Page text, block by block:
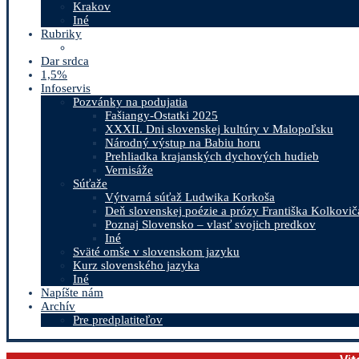
Krakov
Iné
Rubriky
Dar srdca
1,5%
Infoservis
Pozvánky na podujatia
Fašiangy-Ostatki 2025
XXXII. Dni slovenskej kultúry v Malopoľsku
Národný výstup na Babiu horu
Prehliadka krajanských dychových hudieb
Vernisáže
Súťaže
Výtvarná súťaž Ludwika Korkoša
Deň slovenskej poézie a prózy Františka
Poznaj Slovensko – vlasť svojich predkov
Iné
Sväté omše v slovenskom jazyku
Kurz slovenského jazyka
Iné
Napíšte nám
Archív
Pre predplatiteľov